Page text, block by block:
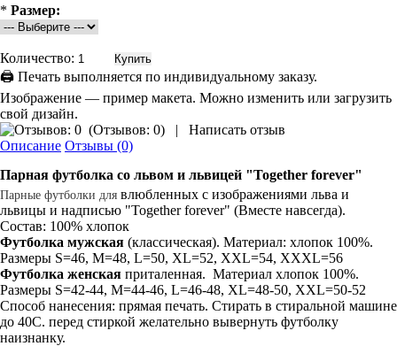
* Размер:
Количество:
🖨 Печать выполняется по индивидуальному заказу.
Изображение — пример макета. Можно изменить или загрузить
свой дизайн.
(Отзывов: 0) |
Написать отзыв
Описание Отзывы (0)
Парная футболка со львом и львицей "Together forever"
Парные футболки для влюбленных с изображениями льва и
львицы и надписью "Together forever" (Вместе навсегда).
Состав: 100% хлопок
Футболка мужская (классическая). Материал: хлопок 100%.
Размеры S=46, M=48, L=50, XL=52, XXL=54, XXXL=56
Футболка женская приталенная. Материал хлопок 100%.
Размеры S=42-44, M=44-46, L=46-48, XL=48-50, XXL=50-52
Способ нанесения: прямая печать. Стирать в стиральной машине
до 40С. перед стиркой желательно вывернуть футболку
наизнанку.